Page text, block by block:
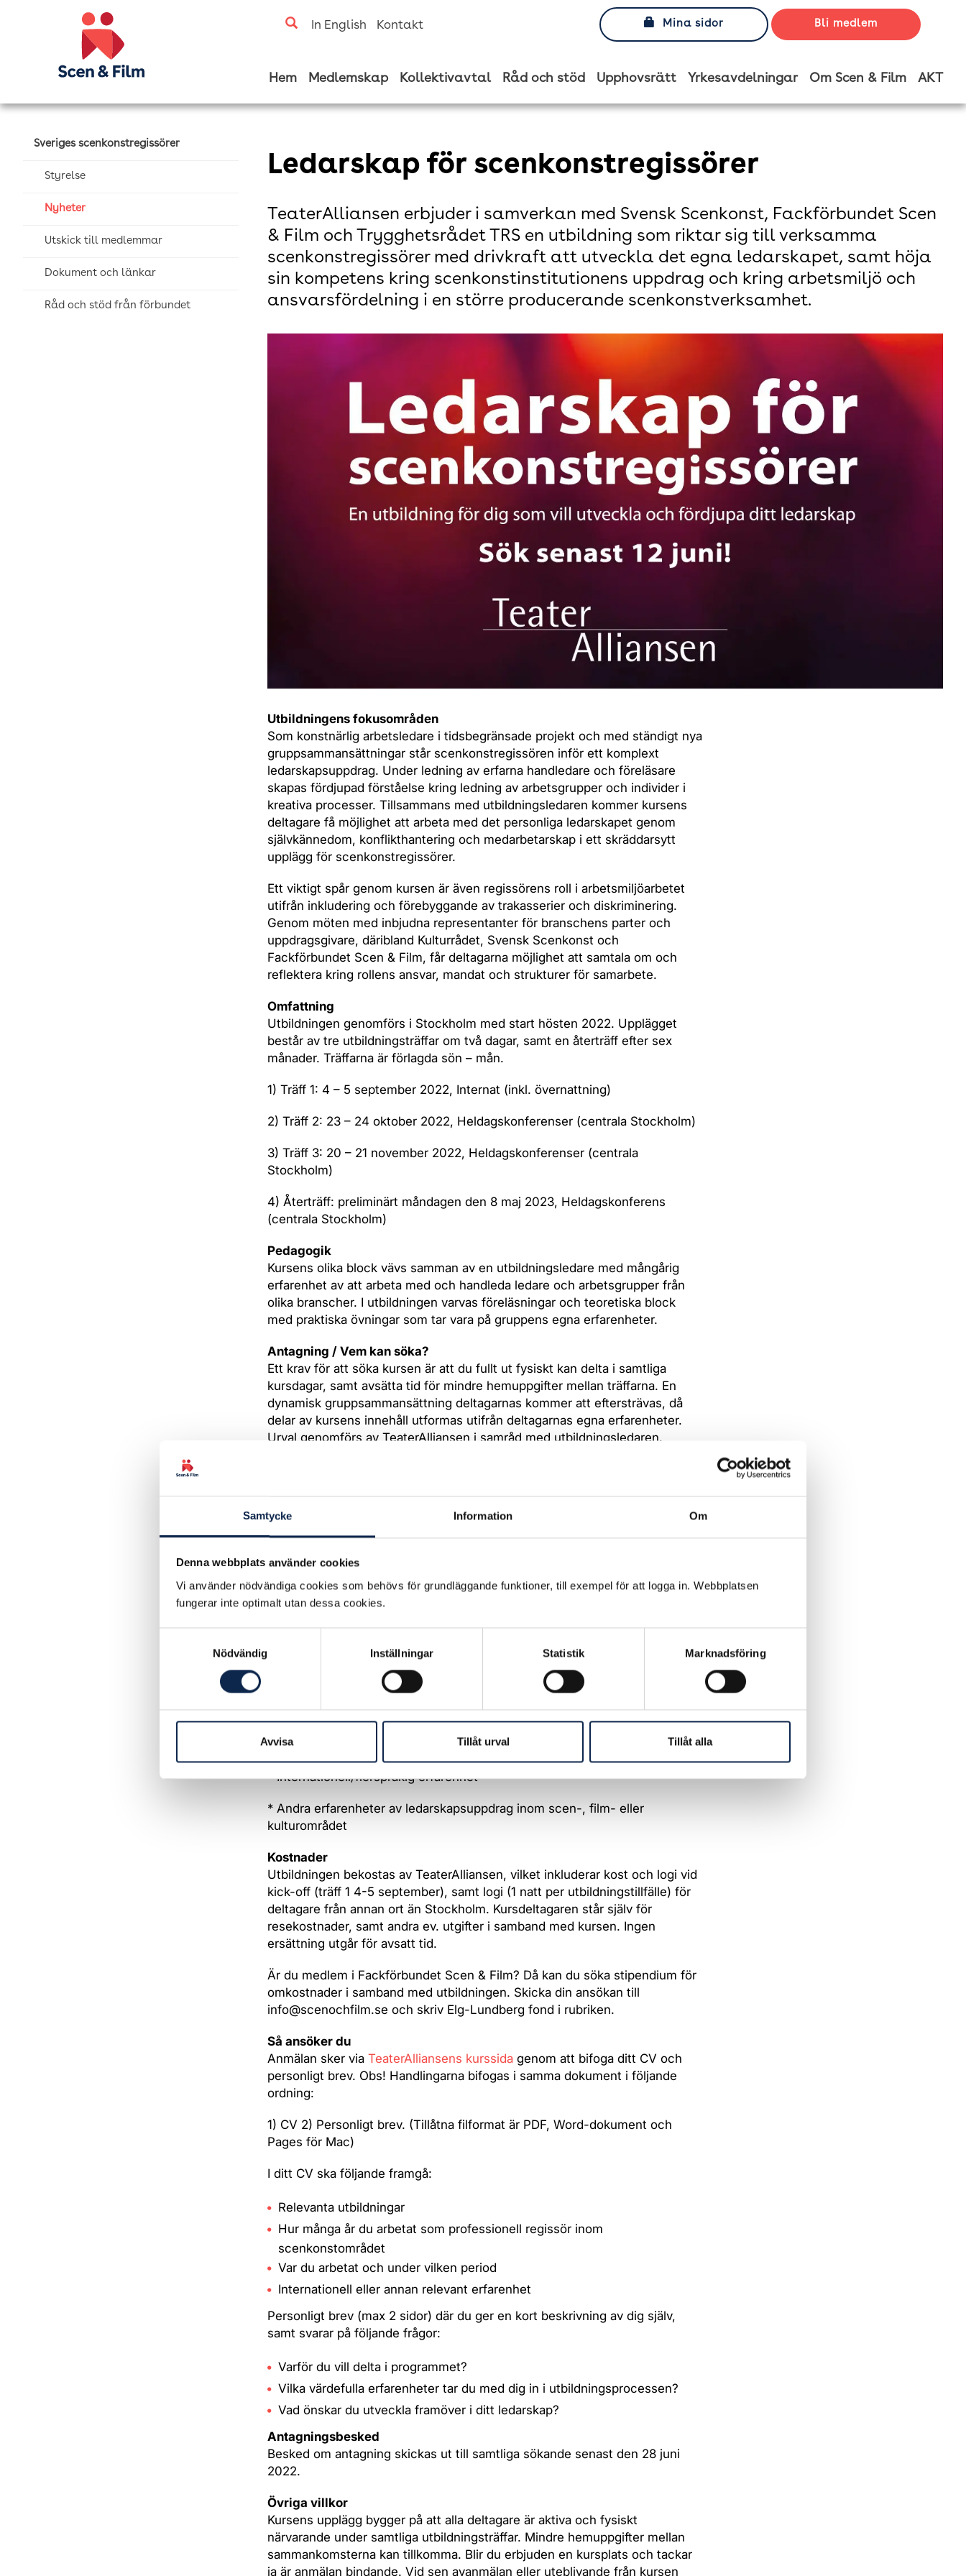
Samtycke Information Om
Denna webbplats använder cookies
Vi använder nödvändiga cookies som behövs för grundläggande funktioner, till exempel för att logga in. Webbplatsen
fungerar inte optimalt utan dessa cookies.
Nödvändig
Inställningar Statistik Marknadsföring
Avvisa Tillåt urval Tillåt alla
In English Kontakt Mina sidor Bli medlem
Hem Medlemskap Kollektivavtal Råd och stöd Upphovsrätt Yrkesavdelningar Om Scen & Film AKT
Sveriges scenkonstregissörer
Styrelse
Nyheter
Utskick till medlemmar
Dokument och länkar
Råd och stöd från förbundet
Ledarskap för scenkonstregissörer
TeaterAlliansen erbjuder i samverkan med Svensk Scenkonst, Fackförbundet Scen
& Film och Trygghetsrådet TRS en utbildning som riktar sig till verksamma
scenkonstregissörer med drivkraft att utveckla det egna ledarskapet, samt höja
sin kompetens kring scenkonstinstitutionens uppdrag och kring arbetsmiljö och
ansvarsfördelning i en större producerande scenkonstverksamhet.
Utbildningens fokusområden
Som konstnärlig arbetsledare i tidsbegränsade projekt och med ständigt nya
gruppsammansättningar står scenkonstregissören inför ett komplext
ledarskapsuppdrag. Under ledning av erfarna handledare och föreläsare
skapas fördjupad förståelse kring ledning av arbetsgrupper och individer i
kreativa processer. Tillsammans med utbildningsledaren kommer kursens
deltagare få möjlighet att arbeta med det personliga ledarskapet genom
självkännedom, konflikthantering och medarbetarskap i ett skräddarsytt
upplägg för scenkonstregissörer.
Ett viktigt spår genom kursen är även regissörens roll i arbetsmiljöarbetet
utifrån inkludering och förebyggande av trakasserier och diskriminering.
Genom möten med inbjudna representanter för branschens parter och
uppdragsgivare, däribland Kulturrådet, Svensk Scenkonst och
Fackförbundet Scen & Film, får deltagarna möjlighet att samtala om och
reflektera kring rollens ansvar, mandat och strukturer för samarbete.
Omfattning
Utbildningen genomförs i Stockholm med start hösten 2022. Upplägget
består av tre utbildningsträffar om två dagar, samt en återträff efter sex
månader. Träffarna är förlagda sön – mån.
1) Träff 1: 4 – 5 september 2022, Internat (inkl. övernattning)
2) Träff 2: 23 – 24 oktober 2022, Heldagskonferenser (centrala Stockholm)
3) Träff 3: 20 – 21 november 2022, Heldagskonferenser (centrala
Stockholm)
4) Återträff: preliminärt måndagen den 8 maj 2023, Heldagskonferens
(centrala Stockholm)
Pedagogik
Kursens olika block vävs samman av en utbildningsledare med mångårig
erfarenhet av att arbeta med och handleda ledare och arbetsgrupper från
olika branscher. I utbildningen varvas föreläsningar och teoretiska block
med praktiska övningar som tar vara på gruppens egna erfarenheter.
Antagning / Vem kan söka?
Ett krav för att söka kursen är att du fullt ut fysiskt kan delta i samtliga
kursdagar, samt avsätta tid för mindre hemuppgifter mellan träffarna. En
dynamisk gruppsammansättning deltagarnas kommer att eftersträvas, då
delar av kursens innehåll utformas utifrån deltagarnas egna erfarenheter.
Urval genomförs av TeaterAlliansen i samråd med utbildningsledaren.
2) Har flerårig dokumenterad yrkeserfarenhet av arbete som regissör från
3) Har ett intresse av att utveckla din kunskap kring:
konflikthantering och metoder för trygghet och medbestämmande
– Arbetsmiljö och likabehandling – juridiskt och i praktiken
– Regissörens roll i förhållande till scenkonstorganisationens uppdrag och
arbetssätt
Meriterande:
* Internationell/flerspråkig erfarenhet
* Andra erfarenheter av ledarskapsuppdrag inom scen-, film- eller
kulturområdet
Kostnader
Utbildningen bekostas av TeaterAlliansen, vilket inkluderar kost och logi vid
kick-off (träff 1 4-5 september), samt logi (1 natt per utbildningstillfälle) för
deltagare från annan ort än Stockholm. Kursdeltagaren står själv för
resekostnader, samt andra ev. utgifter i samband med kursen. Ingen
ersättning utgår för avsatt tid.
Är du medlem i Fackförbundet Scen & Film? Då kan du söka stipendium för
omkostnader i samband med utbildningen. Skicka din ansökan till
info@scenochfilm.se och skriv Elg-Lundberg fond i rubriken.
Så ansöker du
Anmälan sker via TeaterAlliansens kurssida genom att bifoga ditt CV och
personligt brev. Obs! Handlingarna bifogas i samma dokument i följande
ordning:
1) CV 2) Personligt brev. (Tillåtna filformat är PDF, Word-dokument och
Pages för Mac)
I ditt CV ska följande framgå:
Relevanta utbildningar
Hur många år du arbetat som professionell regissör inom
scenkonstområdet
Var du arbetat och under vilken period
Internationell eller annan relevant erfarenhet
Personligt brev (max 2 sidor) där du ger en kort beskrivning av dig själv,
samt svarar på följande frågor:
Varför du vill delta i programmet?
Vilka värdefulla erfarenheter tar du med dig in i utbildningsprocessen?
Vad önskar du utveckla framöver i ditt ledarskap?
Antagningsbesked
Besked om antagning skickas ut till samtliga sökande senast den 28 juni
2022.
Övriga villkor
Kursens upplägg bygger på att alla deltagare är aktiva och fysiskt
närvarande under samtliga utbildningsträffar. Mindre hemuppgifter mellan
sammankomsterna kan tillkomma. Blir du erbjuden en kursplats och tackar
ja är anmälan bindande. Vid sen avanmälan eller uteblivande från kursen